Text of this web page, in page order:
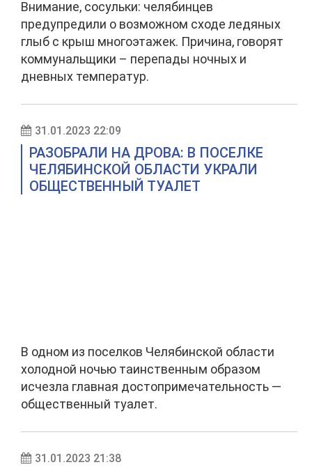
Внимание, сосульки: челябинцев
предупредили о возможном сходе ледяных
глыб с крыш многоэтажек. Причина, говорят
коммунальщики – перепады ночных и
дневных температур.
31.01.2023 22:09
РАЗОБРАЛИ НА ДРОВА: В ПОСЕЛКЕ
ЧЕЛЯБИНСКОЙ ОБЛАСТИ УКРАЛИ
ОБЩЕСТВЕННЫЙ ТУАЛЕТ
В одном из поселков Челябинской области
холодной ночью таинственным образом
исчезла главная достопримечательность —
общественный туалет.
31.01.2023 21:38